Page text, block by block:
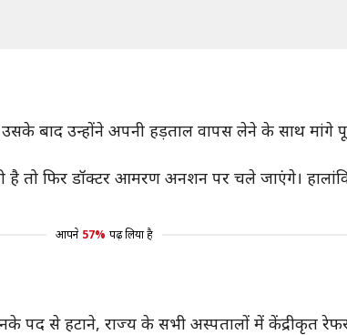
उसके बाद उन्होंने अपनी हड़ताल वापस लेने के साथ
है तो फिर डॉक्टर आमरण अनशन पर चले जाएंगे।
आपने 57% पढ़ लिया है
पद से हटाने, राज्य के सभी अस्पतालों में केंद्रीकृत